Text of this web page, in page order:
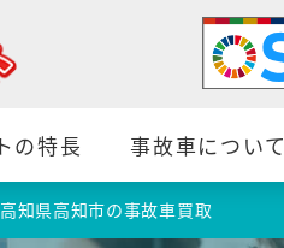
の特長 事故車について
高知県高知市の事故車買取